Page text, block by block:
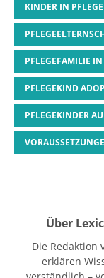
KINDER IN
PFLEGEFAMILIE
PFLEGEKIND
PFLEGEKINDER
Über
Die Redaktion
erklären